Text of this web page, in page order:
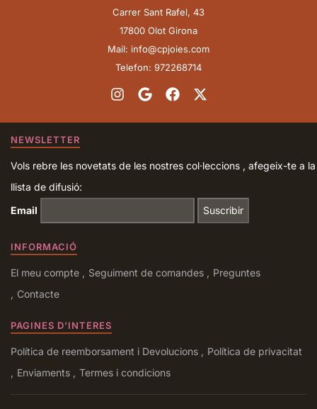
Carrer Sant Rafel, 43
17800 Olot Girona
Mail: info@cpjoies.com
Telefon: 972268714
NEWSLETTER
Vols rebre les novetats de les nostres col·leccions , afegeix-te a la
llista de difusió:
Email
INFORMACIÓ
El meu compte Seguiment de comandes
Preguntes
Contacte
PAGINES D'INTERES
Política de reemborsament i Devolucions
Política de privacitat
Enviaments
Termes i condicions